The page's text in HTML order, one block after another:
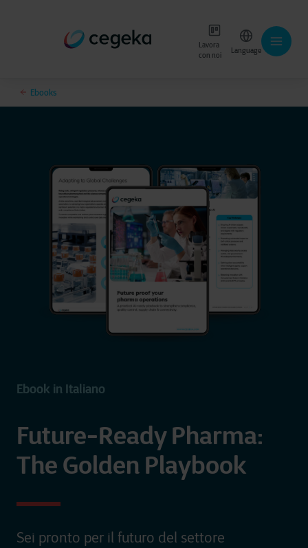
Lavora
con noi
Language
Ebooks
Ebook in Italiano
Future-Ready Pharma:
The Golden Playbook
Sei pronto per il futuro del settore